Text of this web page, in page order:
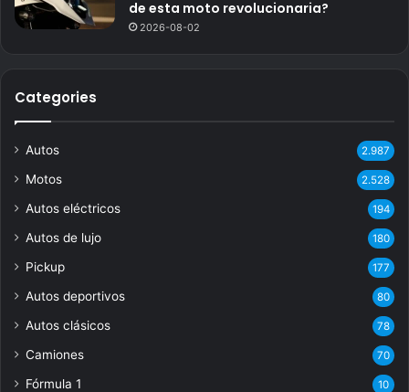
de esta moto revolucionaria?
2026-08-02
Categories
Autos 2.987
Motos 2.528
Autos eléctricos 194
Autos de lujo 180
Pickup 177
Autos deportivos 80
Autos clásicos 78
Camiones 70
Fórmula 1 10